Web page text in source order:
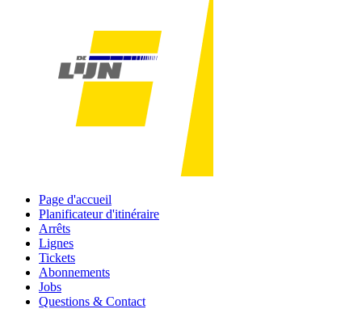
Page d'accueil
Planificateur d'itinéraire
Arrêts
Lignes
Tickets
Abonnements
Jobs
Questions & Contact